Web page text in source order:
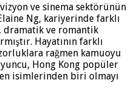
ve sinema sektörünün
Ng, kariyerinde farklı
dramatik ve romantik
Hayatının farklı
rağmen kamuoyu
Hong Kong popüler
isimlerinden biri olmayı